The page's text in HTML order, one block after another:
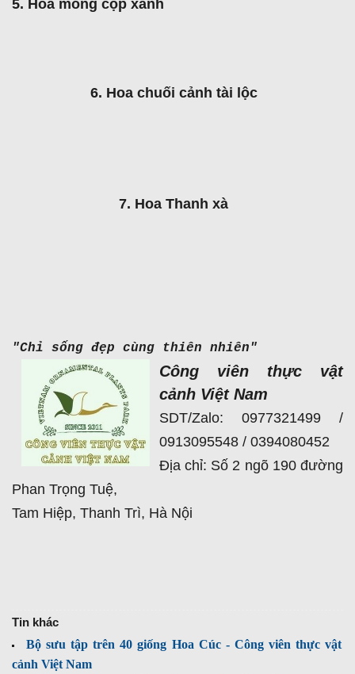
5. Hoa móng cọp xanh
6. Hoa chuối cảnh tài lộc
7. Hoa Thanh xà
"Chỉ sống đẹp cùng thiên nhiên"
Công viên thực vật
cảnh Việt Nam
SDT/Zalo: 0977321499 /
0913095548 / 0394080452
Địa chỉ: Số 2 ngõ 190 đường
Phan Trọng Tuệ,
Tam Hiệp, Thanh Trì, Hà Nội
Tin khác
Bộ sưu tập trên 40 giống Hoa Cúc - Công viên thực vật
cảnh Việt Nam